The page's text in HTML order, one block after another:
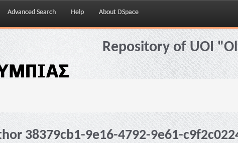
Advanced Search Help About DSpace
Repository of UOI
38379cb1-9e16-4792-9e61-